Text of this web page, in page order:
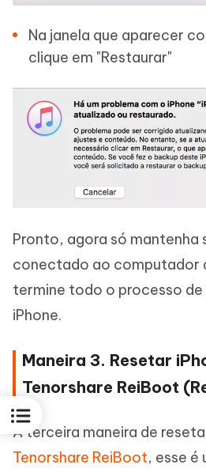
Na janela que aparecer
clique em "Restaurar"
Pronto, agora só mantenha
conectado ao computador
termine todo o processo
iPhone.
Maneira 3. Resetar
Tenorshare ReiBoot
A terceira maneira de
Tenorshare ReiBoot, esse